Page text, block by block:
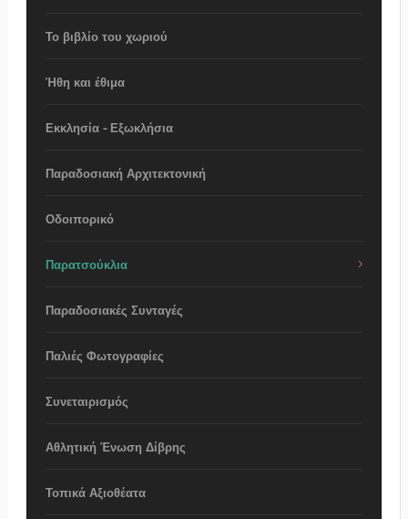
Το βιβλίο του χωριού
Ήθη και έθιμα
Εκκλησία - Εξωκλήσια
Παραδοσιακή Αρχιτεκτονική
Οδοιπορικό
Παρατσούκλια
Παραδοσιακές Συνταγές
Παλιές Φωτογραφίες
Συνεταιρισμός
Αθλητική Ένωση Δίβρης
Τοπικά Αξιοθέατα